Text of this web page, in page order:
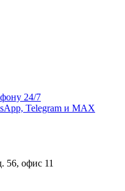
24/7
Telegram и MAX
56, офис 11